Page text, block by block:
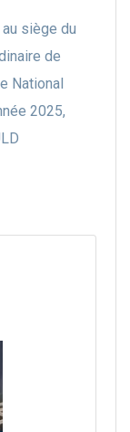
siège du
de
National
2025,